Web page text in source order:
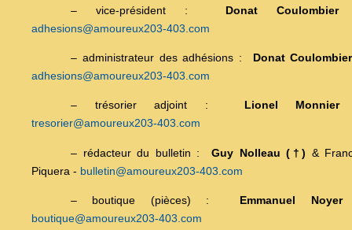
– vice-président : Donat Coulombier
adhesions@amoureux203-403.com
– administrateur des adhésions : Donat Coulombier
adhesions@amoureux203-403.com
– trésorier adjoint : Lionel Monnier
tresorier@amoureux203-403.com
– rédacteur du bulletin : Guy Nolleau (†) &
Piquera - bulletin@amoureux203-403.com
– boutique (pièces) : Emmanuel Noyer
boutique@amoureux203-403.com